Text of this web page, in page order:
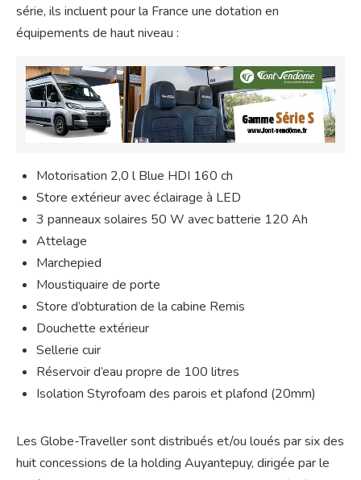
série, ils incluent pour la France une dotation en
équipements de haut niveau :
Motorisation 2,0 l Blue HDI 160 ch
Store extérieur avec éclairage à LED
3 panneaux solaires 50 W avec batterie 120 Ah
Attelage
Marchepied
Moustiquaire de porte
Store d’obturation de la cabine Remis
Douchette extérieur
Sellerie cuir
Réservoir d’eau propre de 100 litres
Isolation Styrofoam des parois et plafond (20mm)
Les Globe-Traveller sont distribués et/ou loués par six des
huit concessions de la holding Auyantepuy, dirigée par le